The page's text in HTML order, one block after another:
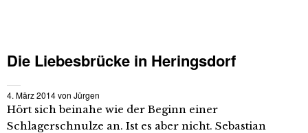
Die Liebesbrücke in Heringsdorf
4. März 2014von Jürgen
Hört sich beinahe wie der Beginn einer
Schlagerschnulze an. Ist es aber nicht. Sebastian